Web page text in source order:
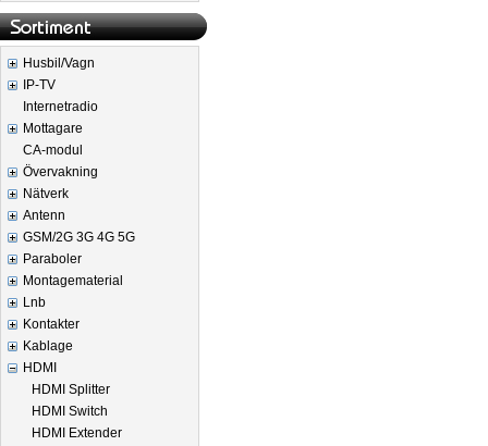
Husbil/Vagn
IP-TV
Internetradio
Mottagare
CA-modul
Övervakning
Nätverk
Antenn
GSM/2G 3G 4G 5G
Paraboler
Montagematerial
Lnb
Kontakter
Kablage
HDMI
HDMI Splitter
HDMI Switch
HDMI Extender